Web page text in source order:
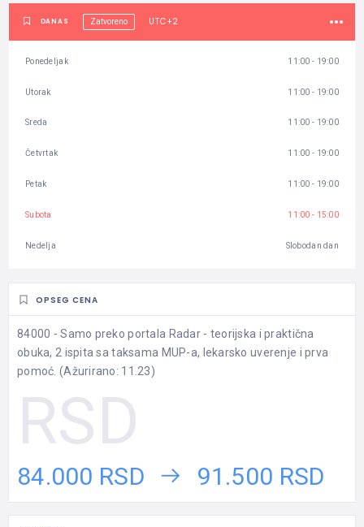
DANAS Zatvoreno UTC+2
Ponedeljak 11:00 - 19:00
Utorak 11:00 - 19:00
Sreda 11:00 - 19:00
Četvrtak 11:00 - 19:00
Petak 11:00 - 19:00
Subota 11:00 - 15:00
Nedelja Slobodan dan
OPSEG CENA
84000 - Samo preko portala Radar - teorijska i praktična
obuka, 2 ispita sa taksama MUP-a, lekarsko uverenje i prva
pomoć. (Ažurirano: 11.23)
84.000 RSD 91.500 RSD